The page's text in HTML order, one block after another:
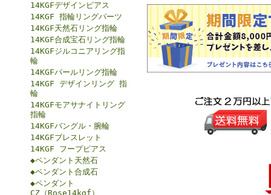
14KGFデザインピアス
14KGF 指輪リングパーツ
14KGF天然石リング指輪
14KGF合成宝石リング指輪
14KGFジルコニアリング指
輪
14KGFパールリング指輪
14KGF デザインリング 指
輪
14KGFモアサナイトリング
指輪
14KGFバングル・腕輪
14KGFブレスレット
14KGF フープピアス
◆ペンダント天然石
◆ペンダント合成石
◆ペンダント
CZ（Rose14kgf）